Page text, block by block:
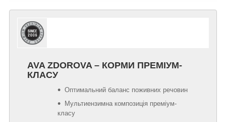
AVA ZDOROVA – КОРМИ ПРЕМІУМ-
КЛАСУ
Оптимальний баланс поживних речовин
Мультиензимна композиція преміум-
класу